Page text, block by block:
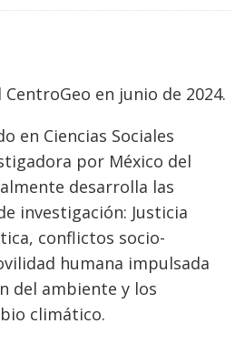
en junio de 2024.
en Ciencias Sociales
por México del
desarrolla las
investigación: Justicia
conflictos socio-
humana impulsada
del ambiente y los
climático.